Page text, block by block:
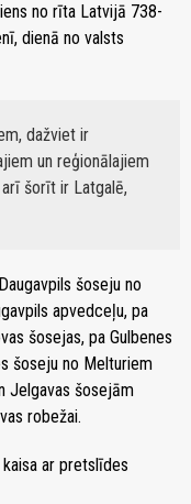
no rīta Latvijā 738-
dienā no valsts
dažviet ir
un reģionālajiem
šorīt ir Latgalē,
šoseju no
apvedceļu, pa
šosejas, pa Gulbenes
šoseju no Melturiem
Jelgavas šosejām
robežai.
ar pretslīdes